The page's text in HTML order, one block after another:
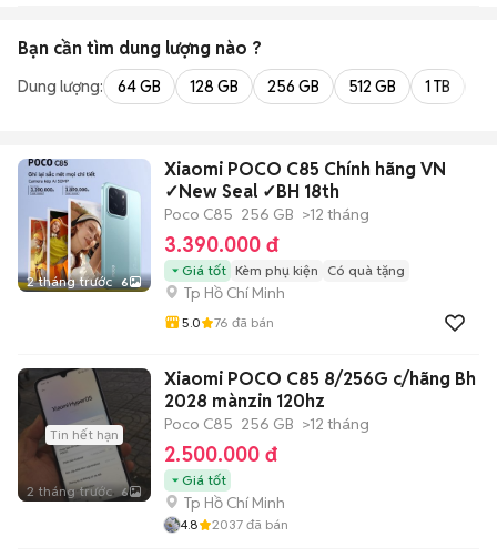
Bạn cần tìm dung lượng nào ?
Dung lượng: 64 GB 128 GB 256 GB 512 GB 1 TB
2 tháng trước 6
Xiaomi POCO C85 Chính hãng VN
✓New Seal ✓BH 18th
Poco C85 256 GB >12 tháng
3.390.000 đ
Giá tốt Kèm phụ kiện Có quà tặng
Tp Hồ Chí Minh
5.0 76 đã bán
Tin hết hạn
2 tháng trước 6
Xiaomi POCO C85 8/256G c/hãng Bh
2028 mànzin 120hz
Poco C85 256 GB >12 tháng
2.500.000 đ
Giá tốt
Tp Hồ Chí Minh
4.8 2037 đã bán